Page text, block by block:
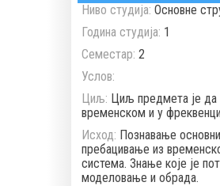
Ниво студија: Основне
Година студија: 1
Семестар: 2
Услов:
Циљ: Циљ предмета је да
временском и у
Исход: Познавање
пребацивање из
система. Знање које је
моделовање и обрада.